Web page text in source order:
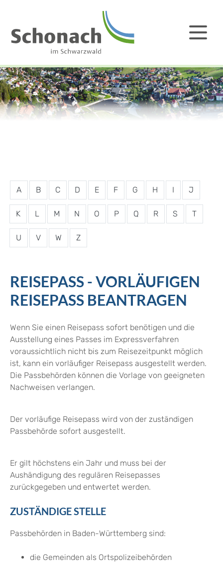
A B C D E F G H I J
K L M N O P Q R S T
U V W Z
REISEPASS - VORLÄUFIGEN
REISEPASS BEANTRAGEN
Wenn Sie einen Reisepass sofort benötigen und die
Ausstellung eines Passes im Expressverfahren
voraussichtlich nicht bis zum Reisezeitpunkt möglich
ist, kann ein vorläufiger Reisepass ausgestellt werden.
Die Passbehörden können die Vorlage von geeigneten
Nachweisen verlangen.
Der vorläufige Reisepass wird von der zuständigen
Passbehörde sofort ausgestellt.
Er gilt höchstens ein Jahr und muss bei der
Aushändigung des regulären Reisepasses
zurückgegeben und entwertet werden.
ZUSTÄNDIGE STELLE
Passbehörden in Baden-Württemberg sind:
die Gemeinden als Ortspolizeibehörden